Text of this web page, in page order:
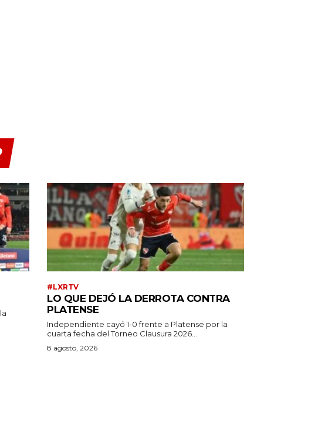
#LXRTV
LO QUE DEJÓ LA DERROTA CONTRA
PLATENSE
Independiente cayó 1-0 frente a Platense por la
cuarta fecha del Torneo Clausura 2026...
8 agosto, 2026